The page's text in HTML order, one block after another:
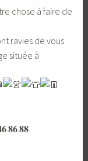
chose à faire de
ravies de vous
située à